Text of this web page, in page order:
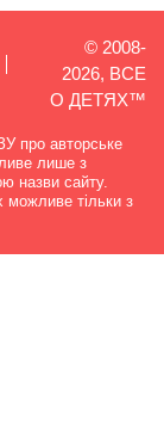
© 2008-
2026, ВСЕ
О ДЕТЯХ™
про авторське
лише з
назви сайту.
можливе тільки з